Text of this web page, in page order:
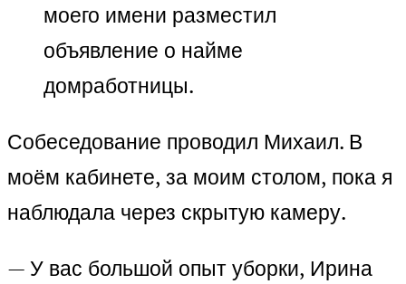
моего имени разместил
объявление о найме
домработницы.
Собеседование проводил Михаил. В
моём кабинете, за моим столом, пока я
наблюдала через скрытую камеру.
— У вас большой опыт уборки, Ирина